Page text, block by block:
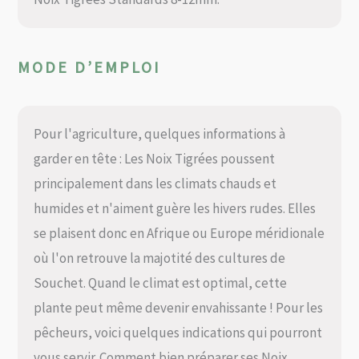
MODE D’EMPLOI
Pour l'agriculture, quelques informations à
garder en tête : Les Noix Tigrées poussent
principalement dans les climats chauds et
humides et n'aiment guère les hivers rudes. Elles
se plaisent donc en Afrique ou Europe méridionale
où l'on retrouve la majotité des cultures de
Souchet. Quand le climat est optimal, cette
plante peut même devenir envahissante ! Pour les
pêcheurs, voici quelques indications qui pourront